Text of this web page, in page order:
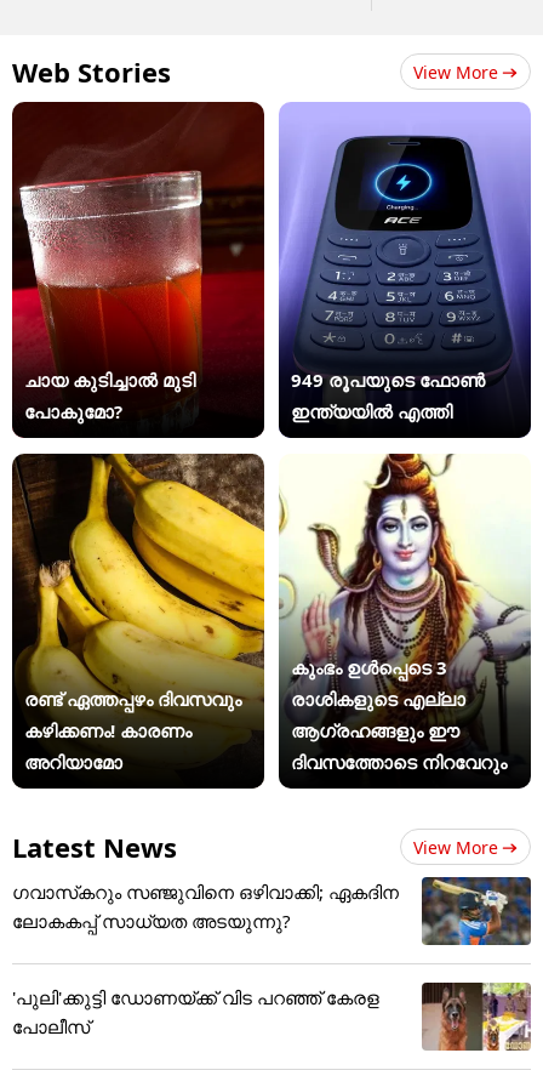
Web Stories View More
ചായ കുടിച്ചാൽ മുടി
പോകുമോ?
949 രൂപയുടെ ഫോൺ
ഇന്ത്യയിൽ എത്തി
രണ്ട് ഏത്തപ്പഴം ദിവസവും
കഴിക്കണം! കാരണം
അറിയാമോ
കുംഭം ഉൾപ്പെടെ 3
രാശികളുടെ എല്ലാ
ആഗ്രഹങ്ങളും ഈ
ദിവസത്തോടെ നിറവേറും
Latest News View More
ഗവാസ്‌കറും സഞ്ജുവിനെ ഒഴിവാക്കി; ഏകദിന
ലോകകപ്പ് സാധ്യത അടയുന്നു?
'പുലി'ക്കുട്ടി ഡോണയ്ക്ക് വിട പറഞ്ഞ് കേരള
പോലീസ്